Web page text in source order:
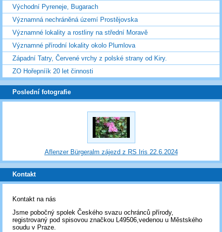
Východní Pyreneje, Bugarach
Významná nechráněná území Prostějovska
Významné lokality a rostliny na střední Moravě
Významné přírodní lokality okolo Plumlova
Západní Tatry, Červené vrchy z polské strany od Kiry.
ZO Hořepníík 20 let činnosti
Poslední fotografie
Aflenzer Bürgeralm zájezd z RS Iris 22.6.2024
Kontakt
Kontakt na nás
Jsme pobočný spolek Českého svazu ochránců přírody,
registrovaný pod spisovou značkou L49506,vedenou u Městského
soudu v Praze.